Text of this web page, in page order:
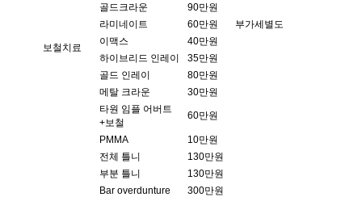
보철치료
골드크라운
90만원
라미네이트
60만원
부가세별도
이맥스
40만원
하이브리드 인레이
35만원
골드 인레이
80만원
메탈 크라운
30만원
타원 임플 어버트
+보철
60만원
PMMA 10만원
전체 틀니
130만원
부분 틀니
130만원
Bar overdunture
300만원